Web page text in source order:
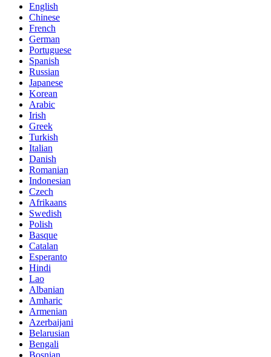
English
Chinese
French
German
Portuguese
Spanish
Russian
Japanese
Korean
Arabic
Irish
Greek
Turkish
Italian
Danish
Romanian
Indonesian
Czech
Afrikaans
Swedish
Polish
Basque
Catalan
Esperanto
Hindi
Lao
Albanian
Amharic
Armenian
Azerbaijani
Belarusian
Bengali
Bosnian